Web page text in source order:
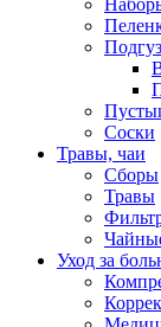
Соски
Травы, чаи
Сборы
Травы
Уход за